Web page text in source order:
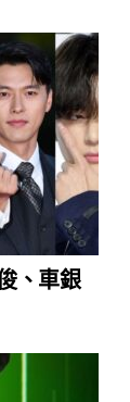
、車銀